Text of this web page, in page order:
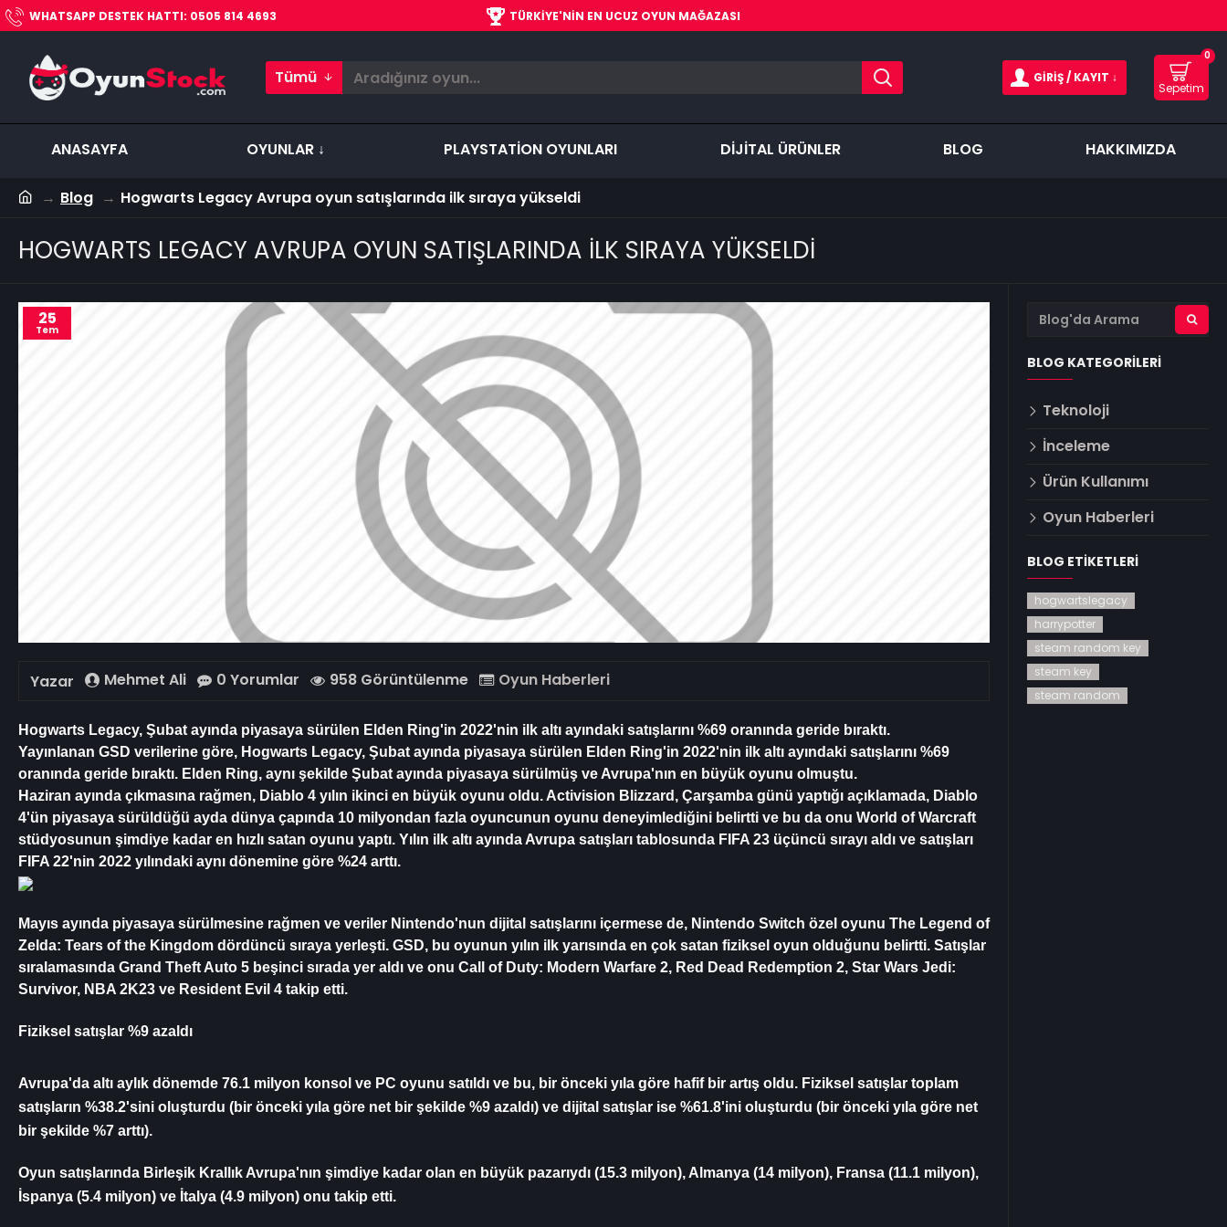
WHATSAPP DESTEK HATTI: 0505 814 4693 TÜRKIYE'NIN EN UCUZ OYUN MAĞAZASI
Tümü GIRIŞ / KAYIT ↓
Sepetim
0
ANASAYFA OYUNLAR ↓ PLAYSTATİON OYUNLARI DİJİTAL ÜRÜNLER BLOG HAKKIMIZDA
Blog Hogwarts Legacy Avrupa oyun satışlarında ilk sıraya yükseldi
HOGWARTS LEGACY AVRUPA OYUN SATIŞLARINDA ILK SIRAYA YÜKSELDI
25
Tem
Yazar Mehmet Ali 0 Yorumlar 958 Görüntülenme Oyun Haberleri
Hogwarts Legacy, Şubat ayında piyasaya sürülen Elden Ring'in 2022'nin ilk altı ayındaki satışlarını %69 oranında geride bıraktı.
Yayınlanan GSD verilerine göre, Hogwarts Legacy, Şubat ayında piyasaya sürülen Elden Ring'in 2022'nin ilk altı ayındaki satışlarını %69
oranında geride bıraktı. Elden Ring, aynı şekilde Şubat ayında piyasaya sürülmüş ve Avrupa'nın en büyük oyunu olmuştu.
Haziran ayında çıkmasına rağmen, Diablo 4 yılın ikinci en büyük oyunu oldu. Activision Blizzard, Çarşamba günü yaptığı açıklamada, Diablo
4'ün piyasaya sürüldüğü ayda dünya çapında 10 milyondan fazla oyuncunun oyunu deneyimlediğini belirtti ve bu da onu World of Warcraft
stüdyosunun şimdiye kadar en hızlı satan oyunu yaptı. Yılın ilk altı ayında Avrupa satışları tablosunda FIFA 23 üçüncü sırayı aldı ve satışları
FIFA 22'nin 2022 yılındaki aynı dönemine göre %24 arttı.
Mayıs ayında piyasaya sürülmesine rağmen ve veriler Nintendo'nun dijital satışlarını içermese de, Nintendo Switch özel oyunu The Legend of
Zelda: Tears of the Kingdom dördüncü sıraya yerleşti. GSD, bu oyunun yılın ilk yarısında en çok satan fiziksel oyun olduğunu belirtti. Satışlar
sıralamasında Grand Theft Auto 5 beşinci sırada yer aldı ve onu Call of Duty: Modern Warfare 2, Red Dead Redemption 2, Star Wars Jedi:
Survivor, NBA 2K23 ve Resident Evil 4 takip etti.
Fiziksel satışlar %9 azaldı
Avrupa'da altı aylık dönemde 76.1 milyon konsol ve PC oyunu satıldı ve bu, bir önceki yıla göre hafif bir artış oldu. Fiziksel satışlar toplam
satışların %38.2'sini oluşturdu (bir önceki yıla göre net bir şekilde %9 azaldı) ve dijital satışlar ise %61.8'ini oluşturdu (bir önceki yıla göre net
bir şekilde %7 arttı).
Oyun satışlarında Birleşik Krallık Avrupa'nın şimdiye kadar olan en büyük pazarıydı (15.3 milyon), Almanya (14 milyon), Fransa (11.1 milyon),
İspanya (5.4 milyon) ve İtalya (4.9 milyon) onu takip etti.
BLOG KATEGORILERI
Teknoloji
İnceleme
Ürün Kullanımı
Oyun Haberleri
BLOG ETIKETLERI
hogwartslegacy
harrypotter
steam random key
steam key
steam random